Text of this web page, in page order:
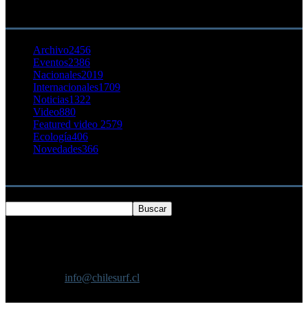
Archivo2456
Eventos2386
Nacionales2019
Internacionales1709
Noticias1322
Video880
Featured video 2579
Ecología406
Novedades366
info@chilesurf.cl